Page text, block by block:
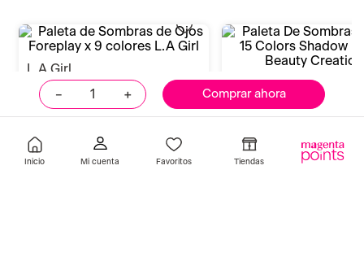
Inicio Favoritos Tiendas
＋
－ Comprar ahora
Indisponible Añadir